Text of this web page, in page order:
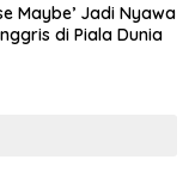
Maybe’ Jadi Nyawa
di Piala Dunia